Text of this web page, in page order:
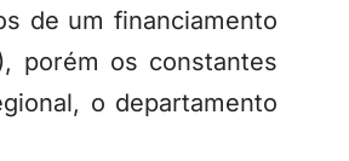
de um financiamento
porém os constantes
o departamento